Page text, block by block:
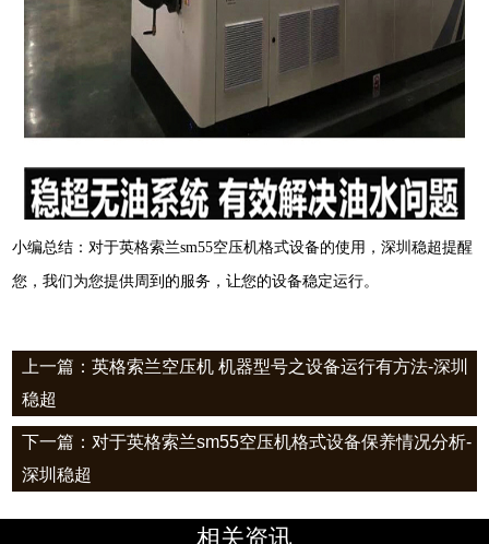
小编总结：对于英格索兰sm55空压机格式设备的使用，深圳稳超提醒
您，我们为您提供周到的服务，让您的设备稳定运行。
上一篇：英格索兰空压机 机器型号之设备运行有方法-深圳
稳超
下一篇：对于英格索兰sm55空压机格式设备保养情况分析-
深圳稳超
相关资讯